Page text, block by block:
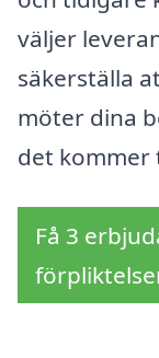
väljer
säkerställa
möter dina
det kommer
Få 3